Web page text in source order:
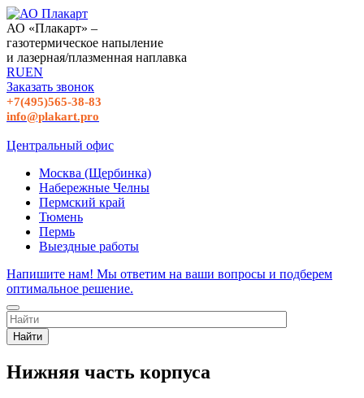
АО «Плакарт» –
газотермическое напыление
и лазерная/плазменная наплавка
RUEN
Заказать звонок
+7(495)565-38-83
info@plakart.pro
Центральный офис
Москва (Щербинка)
Набережные Челны
Пермский край
Тюмень
Пермь
Выездные работы
Напишите нам! Мы ответим на ваши вопросы и подберем
оптимальное решение.
Найти
Нижняя часть корпуса